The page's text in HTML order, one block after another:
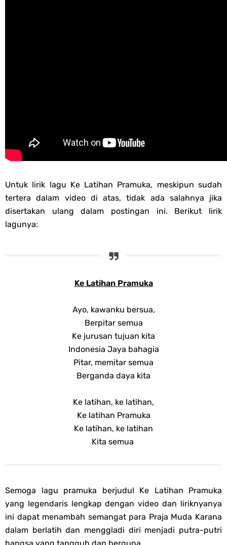
Untuk lirik lagu Ke Latihan Pramuka, meskipun sudah
tertera dalam video di atas, tidak ada salahnya jika
disertakan ulang dalam postingan ini. Berikut lirik
lagunya:
Ke Latihan Pramuka
Ayo, kawanku bersua,
Berpitar semua
Ke jurusan tujuan kita
Indonesia Jaya bahagia
Pitar, memitar semua
Berganda daya kita
Ke latihan, ke latihan,
Ke latihan Pramuka
Ke latihan, ke latihan
Kita semua
Semoga lagu pramuka berjudul Ke Latihan Pramuka
yang legendaris lengkap dengan video dan liriknyanya
ini dapat menambah semangat para Praja Muda Karana
dalam berlatih dan menggladi diri menjadi putra-putri
bangsa yang tangguh dan berguna.